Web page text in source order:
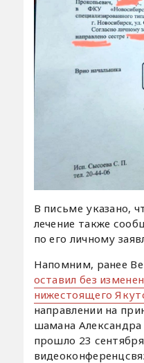
В письме указано,
лечение также
по его личному
Напомним, ранее
оставил без
нижестоящего
направлении на
шамана Александра
прошло 23